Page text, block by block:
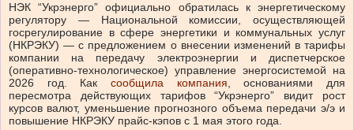
НЭК “Укрэнерго” официально обратилась к энергетическому
регулятору — Национальной комиссии, осуществляющей
госрегулирование в сфере энергетики и коммунальных услуг
(НКРЭКУ) — с предложением о внесении изменений в тарифы
компании на передачу электроэнергии и диспетчерское
(оперативно-технологическое) управление энергосистемой на
2026 год. Как сообщила компания, основаниями для
пересмотра действующих тарифов “Укрэнерго” видит рост
курсов валют, уменьшение прогнозного объема передачи э/э и
повышение НКРЭКУ прайс-кэпов с 1 мая этого года.